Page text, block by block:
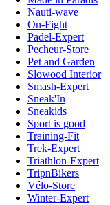
Nauti-wave
On-Fight
Padel-Expert
Pecheur-Store
Pet and Garden
Slowood Interior
Smash-Expert
Sneak'In
Sneakids
Sport is good
Training-Fit
Trek-Expert
Triathlon-Expert
TripnBikers
Vélo-Store
Winter-Expert